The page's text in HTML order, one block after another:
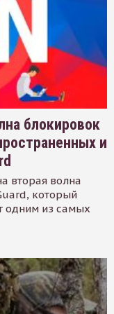
блокировок
и
вторая волна
который
одним из самых